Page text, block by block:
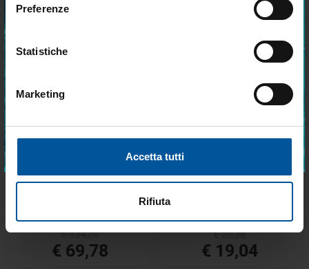
Preferenze
Statistiche
Marketing
Accetta tutti
Rifiuta
OFFERTE SPECIALI
- 48%
Eurovinil Neptune Vest 150 N
a partire da
€ 134,20
€ 69,78
OFFERTE SPECIALI
a partire da
€ 25,38
€ 19,04